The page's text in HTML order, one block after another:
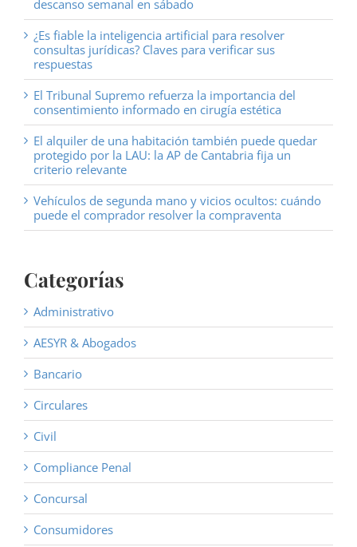
descanso semanal en sábado
¿Es fiable la inteligencia artificial para resolver
consultas jurídicas? Claves para verificar sus
respuestas
El Tribunal Supremo refuerza la importancia del
consentimiento informado en cirugía estética
El alquiler de una habitación también puede quedar
protegido por la LAU: la AP de Cantabria fija un
criterio relevante
Vehículos de segunda mano y vicios ocultos: cuándo
puede el comprador resolver la compraventa
Categorías
Administrativo
AESYR & Abogados
Bancario
Circulares
Civil
Compliance Penal
Concursal
Consumidores